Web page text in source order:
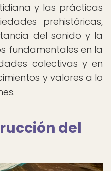
y las prácticas
prehistóricas,
del sonido y la
fundamentales en la
colectivas y en
y valores a lo
del